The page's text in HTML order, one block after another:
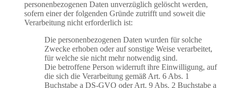
personenbezogenen Daten unverzüglich gelöscht werden,
sofern einer der folgenden Gründe zutrifft und soweit die
Verarbeitung nicht erforderlich ist:
Die personenbezogenen Daten wurden für solche
Zwecke erhoben oder auf sonstige Weise verarbeitet,
für welche sie nicht mehr notwendig sind.
Die betroffene Person widerruft ihre Einwilligung, auf
die sich die Verarbeitung gemäß Art. 6 Abs. 1
Buchstabe a DS-GVO oder Art. 9 Abs. 2 Buchstabe a